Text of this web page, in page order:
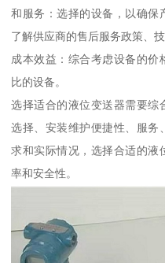
和服务：选择的设备，以确保
了解供应商的售后服务政策、
成本效益：综合考虑设备的价
比的设备。
选择适合的液位变送器需要综
选择、安装维护便捷性、服务
求和实际情况，选择合适的液
率和安全性。